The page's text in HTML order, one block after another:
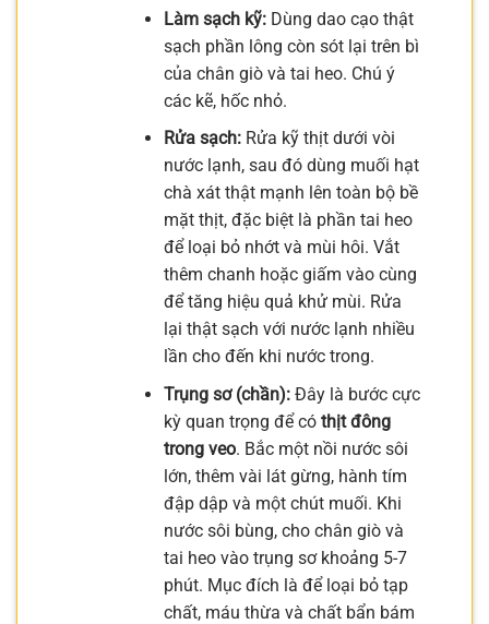
Làm sạch kỹ:Dùng dao cạo thật
sạch phần lông còn sót lại trên bì
của chân giò và tai heo. Chú ý
các kẽ, hốc nhỏ.
Rửa sạch:Rửa kỹ thịt dưới vòi
nước lạnh, sau đó dùng muối hạt
chà xát thật mạnh lên toàn bộ bề
mặt thịt, đặc biệt là phần tai heo
để loại bỏ nhớt và mùi hôi. Vắt
thêm chanh hoặc giấm vào cùng
để tăng hiệu quả khử mùi. Rửa
lại thật sạch với nước lạnh nhiều
lần cho đến khi nước trong.
Trụng sơ (chần):Đây là bước cực
kỳ quan trọng để có thịt đông
trong veo. Bắc một nồi nước sôi
lớn, thêm vài lát gừng, hành tím
đập dập và một chút muối. Khi
nước sôi bùng, cho chân giò và
tai heo vào trụng sơ khoảng 5-7
phút. Mục đích là để loại bỏ tạp
chất, máu thừa và chất bẩn bám